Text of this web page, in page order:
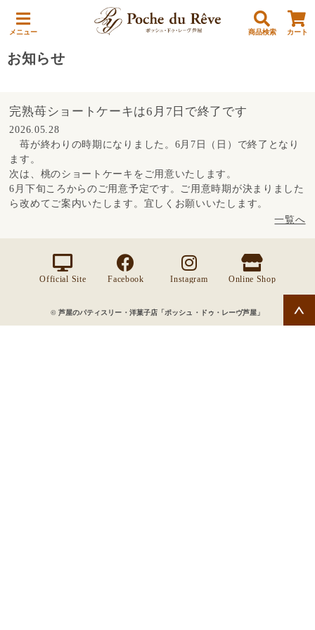
メニュー 商品検索 カート
お知らせ
完熟苺ショートケーキは6月7日で終了です
2026.05.28
苺が終わりの時期になりました。6月7日（日）で終了となり
ます。
次は、桃のショートケーキをご用意いたします。
6月下旬ころからのご用意予定です。ご用意時期が決まりました
ら改めてご案内いたします。宜しくお願いいたします。
一覧へ
Official Site Facebook Instagram Online Shop
© 芦屋のパティスリー・洋菓子店「ポッシュ・ドゥ・レーヴ芦屋」